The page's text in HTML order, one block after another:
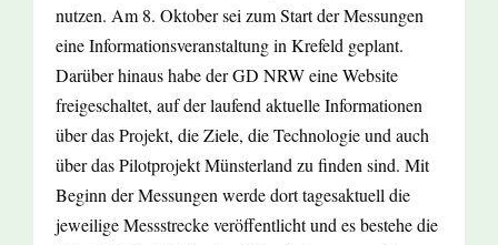
nutzen. Am 8. Oktober sei zum Start der Messungen
eine Informationsveranstaltung in Krefeld geplant.
Darüber hinaus habe der GD NRW eine Website
freigeschaltet, auf der laufend aktuelle Informationen
über das Projekt, die Ziele, die Technologie und auch
über das Pilotprojekt Münsterland zu finden sind. Mit
Beginn der Messungen werde dort tagesaktuell die
jeweilige Messstrecke veröffentlicht und es bestehe die